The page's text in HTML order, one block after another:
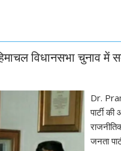
विधानसभा चुनाव में
Dr.
पार्टी
जनता